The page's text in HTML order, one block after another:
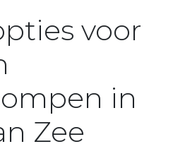
voor
in
Zee